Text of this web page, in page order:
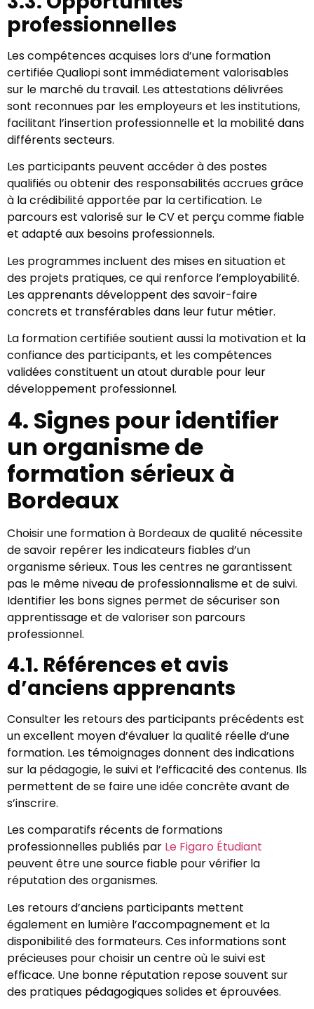
professionnelles
Les compétences acquises lors d’une formation
certifiée Qualiopi sont immédiatement valorisables
sur le marché du travail. Les attestations délivrées
sont reconnues par les employeurs et les institutions,
facilitant l’insertion professionnelle et la mobilité dans
différents secteurs.
Les participants peuvent accéder à des postes
qualifiés ou obtenir des responsabilités accrues grâce
à la crédibilité apportée par la certification. Le
parcours est valorisé sur le CV et perçu comme fiable
et adapté aux besoins professionnels.
Les programmes incluent des mises en situation et
des projets pratiques, ce qui renforce l’employabilité.
Les apprenants développent des savoir-faire
concrets et transférables dans leur futur métier.
La formation certifiée soutient aussi la motivation et la
confiance des participants, et les compétences
validées constituent un atout durable pour leur
développement professionnel.
4. Signes pour identifier
un organisme de
formation sérieux à
Bordeaux
Choisir une formation à Bordeaux de qualité nécessite
de savoir repérer les indicateurs fiables d’un
organisme sérieux. Tous les centres ne garantissent
pas le même niveau de professionnalisme et de suivi.
Identifier les bons signes permet de sécuriser son
apprentissage et de valoriser son parcours
professionnel.
4.1. Références et avis
d’anciens apprenants
Consulter les retours des participants précédents est
un excellent moyen d’évaluer la qualité réelle d’une
formation. Les témoignages donnent des indications
sur la pédagogie, le suivi et l’efficacité des contenus. Ils
permettent de se faire une idée concrète avant de
s’inscrire.
Les comparatifs récents de formations
professionnelles publiés par Le Figaro Étudiant
peuvent être une source fiable pour vérifier la
réputation des organismes.
Les retours d’anciens participants mettent
également en lumière l’accompagnement et la
disponibilité des formateurs. Ces informations sont
précieuses pour choisir un centre où le suivi est
efficace. Une bonne réputation repose souvent sur
des pratiques pédagogiques solides et éprouvées.